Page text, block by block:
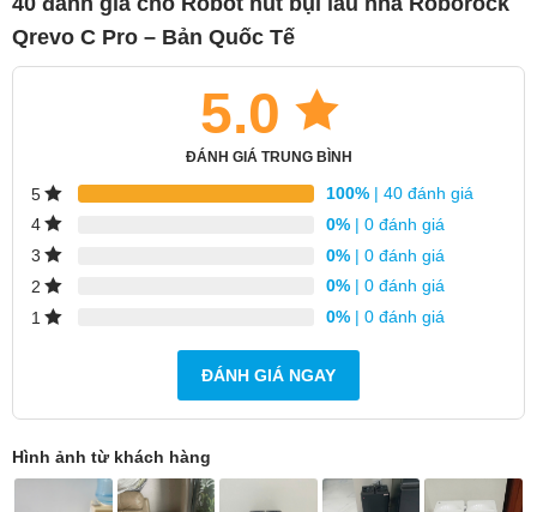
Qrevo C Pro – Bản Quốc Tế
5.0
ĐÁNH GIÁ TRUNG BÌNH
5 100% | 40 đánh giá
4
0% | 0 đánh giá
3
0% | 0 đánh giá
2
0% | 0 đánh giá
1
0% | 0 đánh giá
ĐÁNH GIÁ NGAY
Hình ảnh từ khách hàng